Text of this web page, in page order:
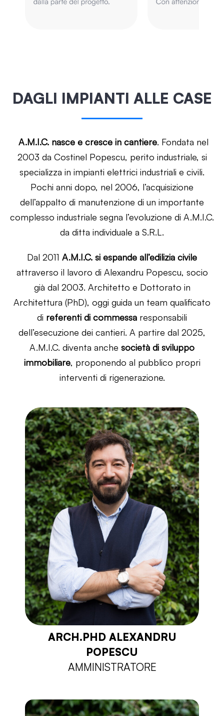
DAGLI IMPIANTI ALLE CASE
A.M.I.C. nasce e cresce in cantiere. Fondata nel
2003 da Costinel Popescu, perito industriale, si
specializza in impianti elettrici industriali e civili.
Pochi anni dopo, nel 2006, l’acquisizione
dell’appalto di manutenzione di un importante
complesso industriale segna l’evoluzione di A.M.I.C.
da ditta individuale a S.R.L.
Dal 2011 A.M.I.C. si espande all’edilizia civile
attraverso il lavoro di Alexandru Popescu, socio
già dal 2003. Architetto e Dottorato in
Architettura (PhD), oggi guida un team qualificato
di referenti di commessa responsabili
dell’esecuzione dei cantieri. A partire dal 2025,
A.M.I.C. diventa anche società di sviluppo
immobiliare, proponendo al pubblico propri
interventi di rigenerazione.
ARCH.PHD ALEXANDRU
POPESCU
AMMINISTRATORE